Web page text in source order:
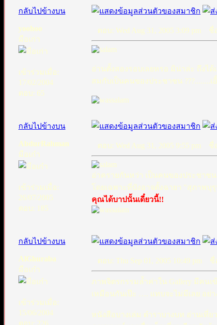
กลับไปข้างบน
yoohoo
มือเก่า
เข้าร่วมเมื่อ:
17/02/2004
ตอบ: 65
ตอบ: Wed Aug 31, 2005 3:09 pm ชื่
อ่านตั้งสองรอบเลยหรอ มิน่าล่ะ ถึงไ
สมกับเป็นคนของประชาชน ???........เ
กลับไปข้างบน
AbdurRahman
มือเก๋า
เข้าร่วมเมื่อ:
26/07/2005
ตอบ: 185
ตอบ: Wed Aug 31, 2005 9:55 pm ชื่
อ่าครายกันหว่า เป็นคนของประชาช
โดยเฉพาะที่บังอาจตั้งฉายา "สุภาพ
คุณได้บาปนั้นเดี๋ยวนี้!!
กลับไปข้างบน
AlGhuraba
มือเก๋า
เข้าร่วมเมื่อ:
15/06/2004
ตอบ: 226
ตอบ: Thu Sep 01, 2005 10:49 pm ชื่
ภาพจิตรกรรมล้ำค่าใน Gallery มีคน
เหมือนกันเป๊ะ …. แทบจะไม่มีเลย อย่
หนังสือบางเล่ม ตำราบางบท อ่านเที่ย